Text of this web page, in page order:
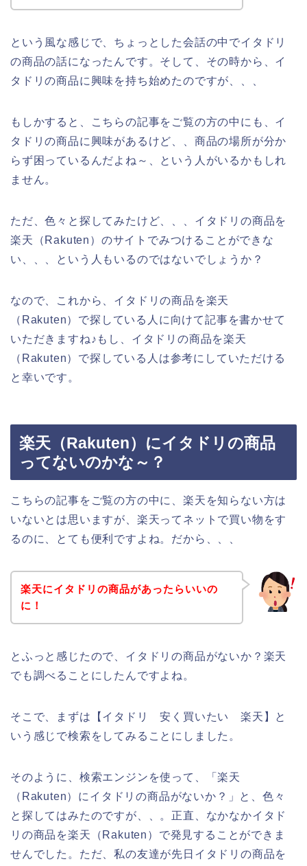
という風な感じで、ちょっとした会話の中でイタドリ
の商品の話になったんです。そして、その時から、イ
タドリの商品に興味を持ち始めたのですが、、、
もしかすると、こちらの記事をご覧の方の中にも、イ
タドリの商品に興味があるけど、、商品の場所が分か
らず困っているんだよね～、という人がいるかもしれ
ません。
ただ、色々と探してみたけど、、、イタドリの商品を
楽天（Rakuten）のサイトでみつけることができな
い、、、という人もいるのではないでしょうか？
なので、これから、イタドリの商品を楽天
（Rakuten）で探している人に向けて記事を書かせて
いただきますね♪もし、イタドリの商品を楽天
（Rakuten）で探している人は参考にしていただける
と幸いです。
楽天（Rakuten）にイタドリの商品
ってないのかな～？
こちらの記事をご覧の方の中に、楽天を知らない方は
いないとは思いますが、楽天ってネットで買い物をす
るのに、とても便利ですよね。だから、、、
楽天にイタドリの商品があったらいいの
に！
とふっと感じたので、イタドリの商品がないか？楽天
でも調べることにしたんですよね。
そこで、まずは【イタドリ 安く買いたい 楽天】と
いう感じで検索をしてみることにしました。
そのように、検索エンジンを使って、「楽天
（Rakuten）にイタドリの商品がないか？」と、色々
と探してはみたのですが、、。正直、なかなかイタド
リの商品を楽天（Rakuten）で発見することができま
せんでした。ただ、私の友達が先日イタドリの商品を